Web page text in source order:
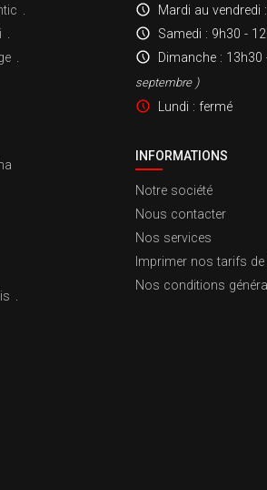
Mardi au vendredi
Samedi : 9h30 -
Dimanche : 13h30
septembre )
Lundi : fermé
INFORMATIONS
Notre société
Nous contacter
Nos services
Imprimer nos tarifs
Nos conditions